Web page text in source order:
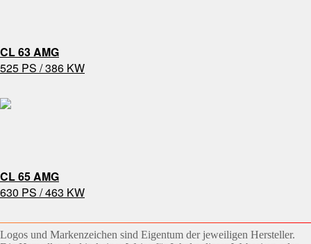
CL 63 AMG
525 PS / 386 KW
CL 65 AMG
630 PS / 463 KW
Logos und Markenzeichen sind Eigentum der jeweiligen Hersteller.